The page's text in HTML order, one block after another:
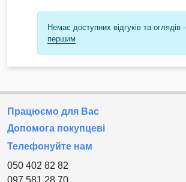
Немає доступних відгуків та оглядів -
першим
Працюємо для Вас
Допомога покупцеві
Телефонуйте нам
050 402 82 82
097 581 28 70